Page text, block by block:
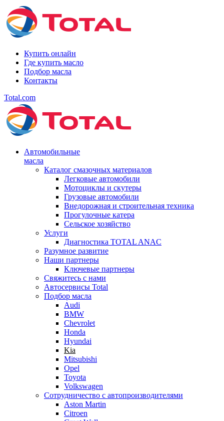
Купить онлайн
Где купить масло
Подбор масла
Контакты
Total.com
Автомобильные
масла
Каталог смазочных материалов
Легковые автомобили
Мотоциклы и скутеры
Грузовые автомобили
Внедорожная и строительная техника
Прогулочные катера
Сельское хозяйство
Услуги
Диагностика TOTAL ANAC
Разумное развитие
Наши партнеры
Ключевые партнеры
Свяжитесь с нами
Автосервисы Total
Подбор масла
Audi
BMW
Chevrolet
Honda
Hyundai
Kia
Mitsubishi
Opel
Toyota
Volkswagen
Сотрудничество с автопроизводителями
Aston Martin
Citroen